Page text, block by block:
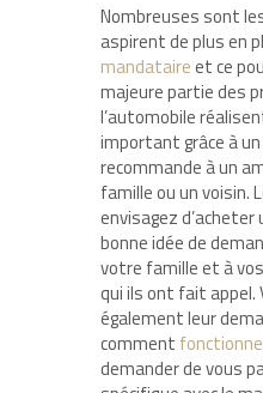
Nombreuses sont
aspirent de plus en
mandataireet ce
majeure partie des
l’automobile
important grâce à
recommande à un
famille ou un voisin.
envisagez d’acheter
bonne idée de
votre famille et à
qui ils ont fait appel.
également leur
comment
demander de vous